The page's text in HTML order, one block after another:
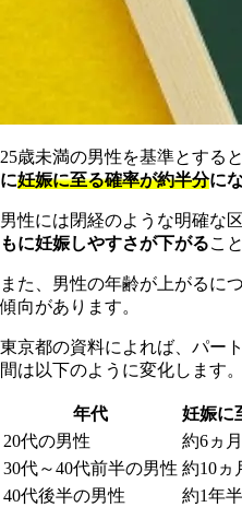
25歳未満の男性を基準とすると
に妊娠に至る確率が約半分に
男性には閉経のような明確な
もに妊娠しやすさが下がるこ
また、男性の年齢が上がるに
傾向があります。
東京都の資料によれば、パー
間は以下のように変化します
年代
妊娠に
20代の男性
約6ヵ月
30代～40代前半の男性 約10ヵ
40代後半の男性
約1年半